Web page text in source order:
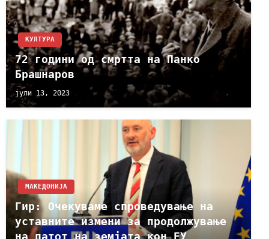
КУЛТУРА
72 години од смртта на Панко
Брашнаров
јули 13, 2023
МАКЕДОНИЈА
Гир: Очекуваме спроведување на
уставните измени за продолжување
на патот на земјата кон ЕУ